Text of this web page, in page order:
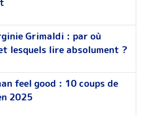
Grimaldi : par où
lesquels lire absolument ?
feel good : 10 coups de
2025